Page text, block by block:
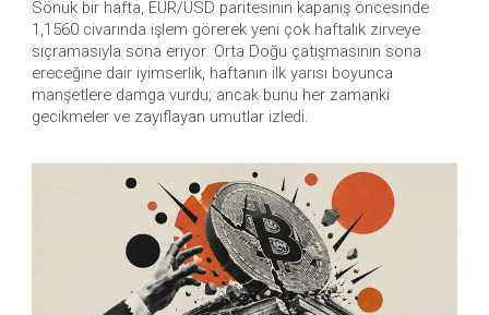
Sönük bir hafta, EUR/USD paritesinin kapanış öncesinde
1,1560 civarında işlem görerek yeni çok haftalık zirveye
sıçramasıyla sona eriyor. Orta Doğu çatışmasının sona
ereceğine dair iyimserlik, haftanın ilk yarısı boyunca
manşetlere damga vurdu; ancak bunu her zamanki
gecikmeler ve zayıflayan umutlar izledi.